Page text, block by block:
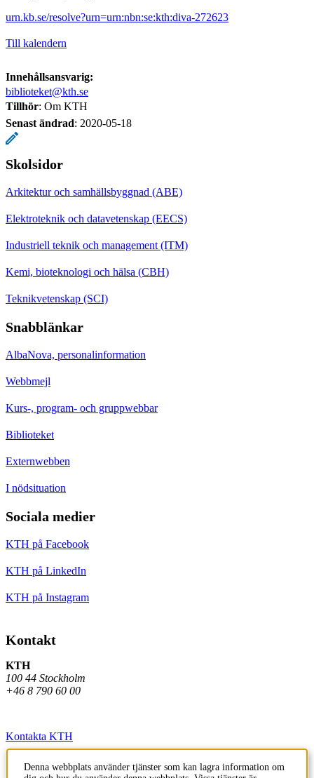
urn.kb.se/resolve?urn=urn:nbn:se:kth:diva-272623
Till kalendern
Innehållsansvarig:
biblioteket@kth.se
Tillhör: Om KTH
Senast ändrad: 2020-05-18
Skolsidor
Arkitektur och samhällsbyggnad (ABE)
Elektroteknik och datavetenskap (EECS)
Industriell teknik och management (ITM)
Kemi, bioteknologi och hälsa (CBH)
Teknikvetenskap (SCI)
Snabblänkar
AlbaNova, personalinformation
Webbmejl
Kurs-, program- och gruppwebbar
Biblioteket
Externwebben
I nödsituation
Sociala medier
KTH på Facebook
KTH på LinkedIn
KTH på Instagram
Kontakt
KTH
100 44 Stockholm
+46 8 790 60 00
Kontakta KTH
Jobba på KTH
Denna webbplats använder tjänster som kan lagra information om